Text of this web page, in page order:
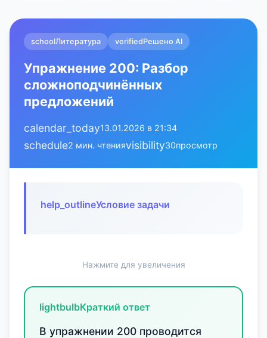
schoolЛитература verifiedРешено AI
Упражнение 200: Разбор
сложноподчинённых
предложений
calendar_today13.01.2026 в 21:34
schedule2 мин. чтенияvisibility30просмотр
help_outlineУсловие задачи
Нажмите для увеличения
lightbulbКраткий ответ
В упражнении 200 проводится